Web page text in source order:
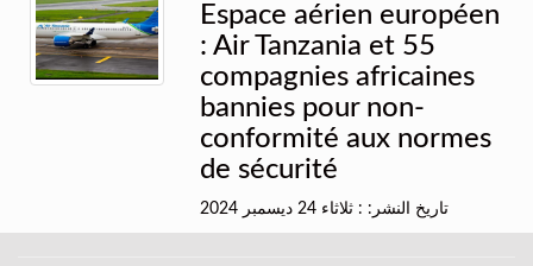
Espace aérien européen
: Air Tanzania et 55
compagnies africaines
bannies pour non-
conformité aux normes
de sécurité
تاريخ النشر: : ثلاثاء 24 ديسمبر 2024